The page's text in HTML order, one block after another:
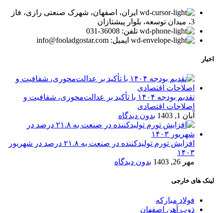
ایران، اصفهان، شهرک صنعتی رازی، فاز
3، میدان توسعه، بلوار پیشتازان
تلفن: 36008-031
ایمیل: info@fooladgostar.com
اخبار
تقدیم بودجه ۱۴۰۴ با تأکید بر عدالت‌محوری، شفافیت و
اصلاحات اقتصادی
آبان 1, 1403
بدون دیدگاه
افزایش تورم تولیدکننده در صنعت به ۲۱.۸ درصد در شهریور
۱۴۰۳
مهر 26, 1403
بدون دیدگاه
لینک های خارجی
فولاد مبارکه
ذوب آهن اصفهان